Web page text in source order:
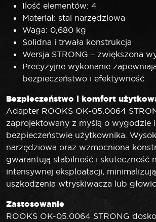
Ilość elementów: 4
Materiał: stal narzędziowa
Waga: 0,680 kg
Solidna i trwała konstrukcja
Wersja STRONG – zwiększona
Precyzyjne wykonanie
bezpieczeństwo i efektywność
Bezpieczeństwo i komfort
Adapter ROOKS OK-05.0064
zaprojektowany z myślą o wygodzie i
bezpieczeństwie użytkownika.
narzędziowa oraz wzmocniona
gwarantują stabilność i skuteczność
intensywnej eksploatacji,
uszkodzenia wtryskiwacza lub
Zastosowanie
ROOKS OK-05.0064 STRONG